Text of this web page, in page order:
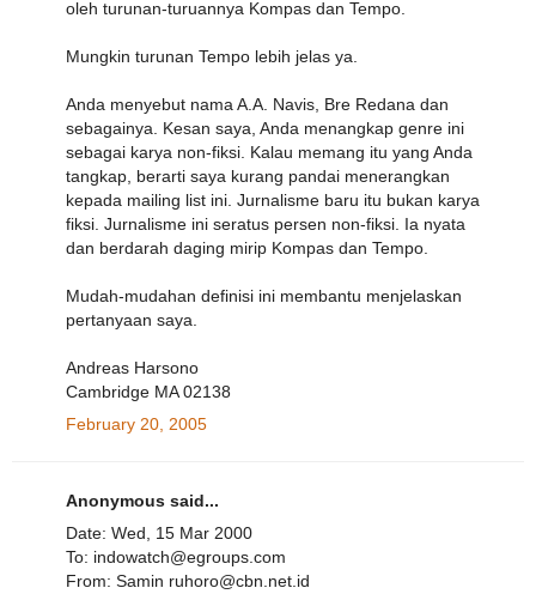
oleh turunan-turuannya Kompas dan Tempo.
Mungkin turunan Tempo lebih jelas ya.
Anda menyebut nama A.A. Navis, Bre Redana dan
sebagainya. Kesan saya, Anda menangkap genre ini
sebagai karya non-fiksi. Kalau memang itu yang Anda
tangkap, berarti saya kurang pandai menerangkan
kepada mailing list ini. Jurnalisme baru itu bukan karya
fiksi. Jurnalisme ini seratus persen non-fiksi. Ia nyata
dan berdarah daging mirip Kompas dan Tempo.
Mudah-mudahan definisi ini membantu menjelaskan
pertanyaan saya.
Andreas Harsono
Cambridge MA 02138
February 20, 2005
Anonymous said...
Date: Wed, 15 Mar 2000
To: indowatch@egroups.com
From: Samin ruhoro@cbn.net.id